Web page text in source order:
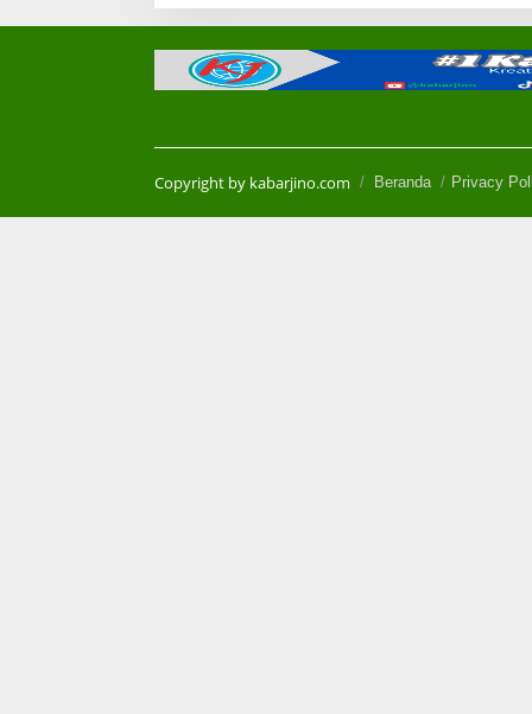
Copyright by kabarjino.com Beranda Privacy